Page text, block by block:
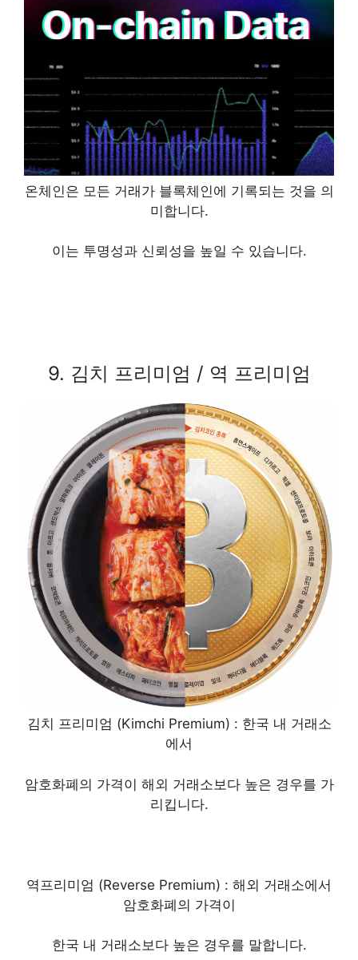
온체인은 모든 거래가 블록체인에 기록되는 것을 의
미합니다.
이는 투명성과 신뢰성을 높일 수 있습니다.
9. 김치 프리미엄 / 역 프리미엄​
김치 프리미엄 (Kimchi Premium) : 한국 내 거래소
에서
암호화폐의 가격이 해외 거래소보다 높은 경우를 가
리킵니다.
역프리미엄 (Reverse Premium) : 해외 거래소에서
암호화폐의 가격이
한국 내 거래소보다 높은 경우를 말합니다.